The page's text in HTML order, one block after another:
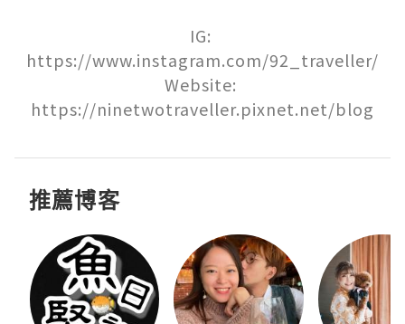
IG:
https://www.instagram.com/92_traveller/
Website:
https://ninetwotraveller.pixnet.net/blog
推薦博客